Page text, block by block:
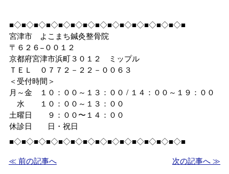
■◇■◇■◇■◇■◇■◇■◇■◇■◇■◇■◇■◇■◇■◇■
宮津市 よこまち鍼灸整骨院
〒６２６−００１２
京都府宮津市浜町３０１２ ミップル
ＴＥＬ ０７７２－２２－００６３
＜受付時間＞
月～金 １０：００～１３：００ / １４：００～１９：００
水 １０：００～１３：００
土曜日 ９：００〜１４：００
休診日 日・祝日
■◇■◇■◇■◇■◇■◇■◇■◇■◇■◇■◇■◇■◇■◇■
≪ 前の記事へ
次の記事へ ≫